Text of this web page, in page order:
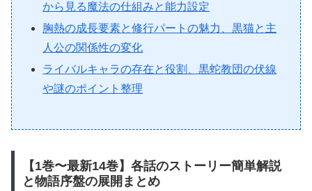
から見る魔法の仕組みと能力設定
胸熱の成長要素と修行パートの魅力、黒猫と主
人公の関係性の変化
ライバルキャラの存在と役割、黒蛇教団の伏線
や謎のポイント整理
【1巻〜最新14巻】各話のストーリー簡単解説
と物語序盤の展開まとめ